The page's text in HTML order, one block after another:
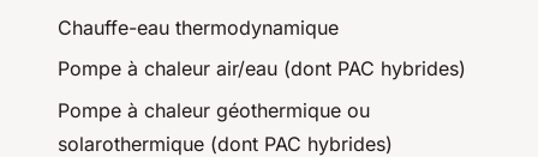
Chauffe-eau thermodynamique
Pompe à chaleur air/eau (dont PAC hybrides)
Pompe à chaleur géothermique ou
solarothermique (dont PAC hybrides)